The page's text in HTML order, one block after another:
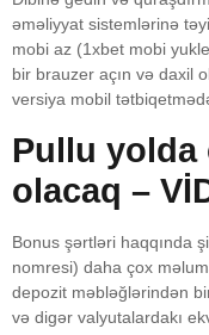
əməliyyat sistemlərinə
mobi az (1xbet mobi
bir brauzer açın və daxil
versiya mobil
Pullu yolda
olacaq –
Bonus şərtləri haqqında
nomresi) daha çox
depozit məbləğlərindən
və digər valyutalardakı